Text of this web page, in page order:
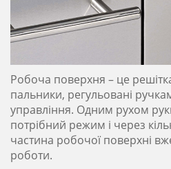
Робоча поверхня – це
пальники, регульовані
управління. Одним рухом
потрібний режим і через
частина робочої поверхні
роботи.